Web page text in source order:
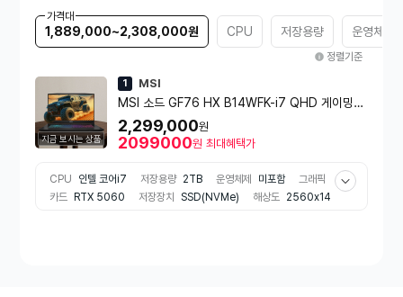
가격대
1,889,000~2,308,000원 CPU 저장용량 운영체제
정렬기준
지금 보시는 상품
1 MSI
MSI 소드 GF76 HX B14WFK-i7 QHD 게이밍노
트북 i7-14650HX RTX5060 DDR5 16GB NV
Me 2TB Freedos
2,299,000원
2099000원 최대혜택가
CPU 인텔 코어i7 저장용량 2TB 운영체제 미포함
그래픽
카드
RTX 5060 저장장치 SSD(NVMe) 해상도 2560x14